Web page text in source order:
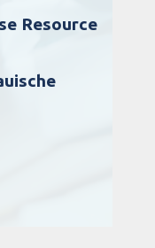
Resource